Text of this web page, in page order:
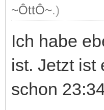
~ÔttÔ~.)
Ich habe
ist. Jetzt ist
schon